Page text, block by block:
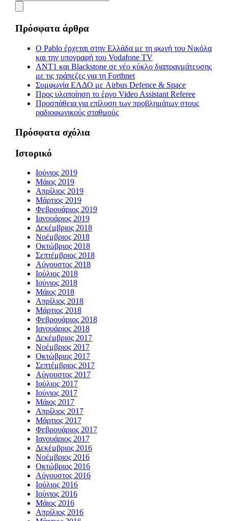
Πρόσφατα άρθρα
Ο Pablo έρχεται στην Ελλάδα με τη φωνή του Νικόλα
και την υπογραφή του Vodafone TV
ΑΝΤ1 και Blackstone σε νέο κύκλο διαπραγμάτευσης
με τις τράπεζες για τη Forthnet
Συμφωνία ΕΛΔΟ με Airbus Defence & Space
Προς υλοποίηση το έργο Video Assistant Referee
Προσπάθεια για επίλυση των προβλημάτων στους
ραδιοφωνικούς σταθμούς
Πρόσφατα σχόλια
Ιστορικό
Ιούνιος 2019
Μάιος 2019
Απρίλιος 2019
Μάρτιος 2019
Φεβρουάριος 2019
Ιανουάριος 2019
Δεκέμβριος 2018
Νοέμβριος 2018
Οκτώβριος 2018
Σεπτέμβριος 2018
Αύγουστος 2018
Ιούλιος 2018
Ιούνιος 2018
Μάιος 2018
Απρίλιος 2018
Μάρτιος 2018
Φεβρουάριος 2018
Ιανουάριος 2018
Δεκέμβριος 2017
Νοέμβριος 2017
Οκτώβριος 2017
Σεπτέμβριος 2017
Αύγουστος 2017
Ιούλιος 2017
Ιούνιος 2017
Μάιος 2017
Απρίλιος 2017
Μάρτιος 2017
Φεβρουάριος 2017
Ιανουάριος 2017
Δεκέμβριος 2016
Νοέμβριος 2016
Οκτώβριος 2016
Αύγουστος 2016
Ιούλιος 2016
Ιούνιος 2016
Μάιος 2016
Απρίλιος 2016